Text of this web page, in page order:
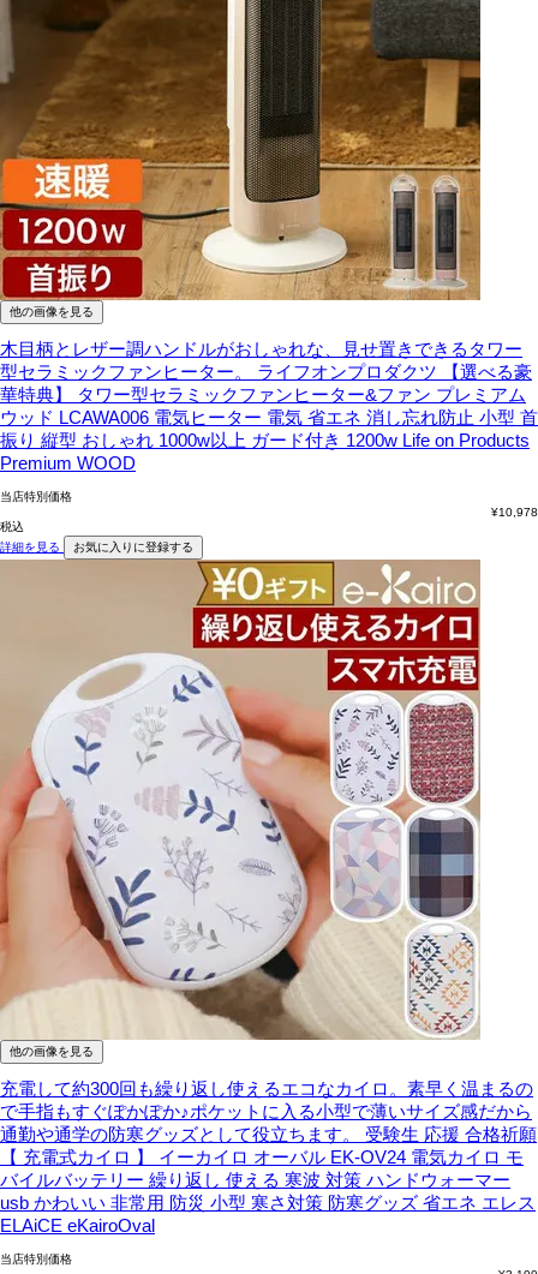
他の画像を見る
木目柄とレザー調ハンドルがおしゃれな、見せ置きできるタワー
型セラミックファンヒーター。
ライフオンプロダクツ 【選べる豪
華特典】 タワー型セラミックファンヒーター&ファン プレミアム
ウッド LCAWA006 電気ヒーター 電気 省エネ 消し忘れ防止 小型 首
振り 縦型 おしゃれ 1000w以上 ガード付き 1200w Life on Products
Premium WOOD
当店特別価格
¥10,978
税込
詳細を見る
お気に入りに登録する
他の画像を見る
充電して約300回も繰り返し使えるエコなカイロ。素早く温まるの
で手指もすぐぽかぽか♪ポケットに入る小型で薄いサイズ感だから
通勤や通学の防寒グッズとして役立ちます。
受験生 応援 合格祈願
【 充電式カイロ 】 イーカイロ オーバル EK-OV24 電気カイロ モ
バイルバッテリー 繰り返し 使える 寒波 対策 ハンドウォーマー
usb かわいい 非常用 防災 小型 寒さ対策 防寒グッズ 省エネ エレス
ELAiCE eKairoOval
当店特別価格